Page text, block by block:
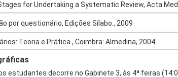
for Undertaking a Systematic Review, Acta
por questionário, Edições Sílabo., 2009
Teoria e Prática , Coimbra: Almedina, 2004
estudantes decorre no Gabinete 3, às 4ª feiras